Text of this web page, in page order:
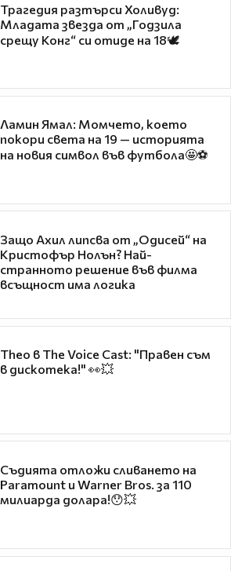
Трагедия разтърси Холивуд:
Младата звезда от „Годзила
срещу Конг“ си отиде на 18🕊️
Ламин Ямал: Момчето, което
покори света на 19 — историята
на новия символ във футбола🤩⚽
Защо Ахил липсва от „Одисей“ на
Кристофър Нолън? Най-
странното решение във филма
всъщност има логика
Theo в The Voice Cast: "Правен съм
в дискотека!" 👀💥
Съдията отложи сливането на
Paramount и Warner Bros. за 110
милиарда долара!😯💥